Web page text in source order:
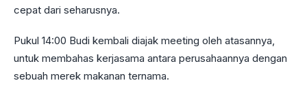
cepat dari seharusnya.
Pukul 14:00 Budi kembali diajak meeting oleh atasannya,
untuk membahas kerjasama antara perusahaannya dengan
sebuah merek makanan ternama.